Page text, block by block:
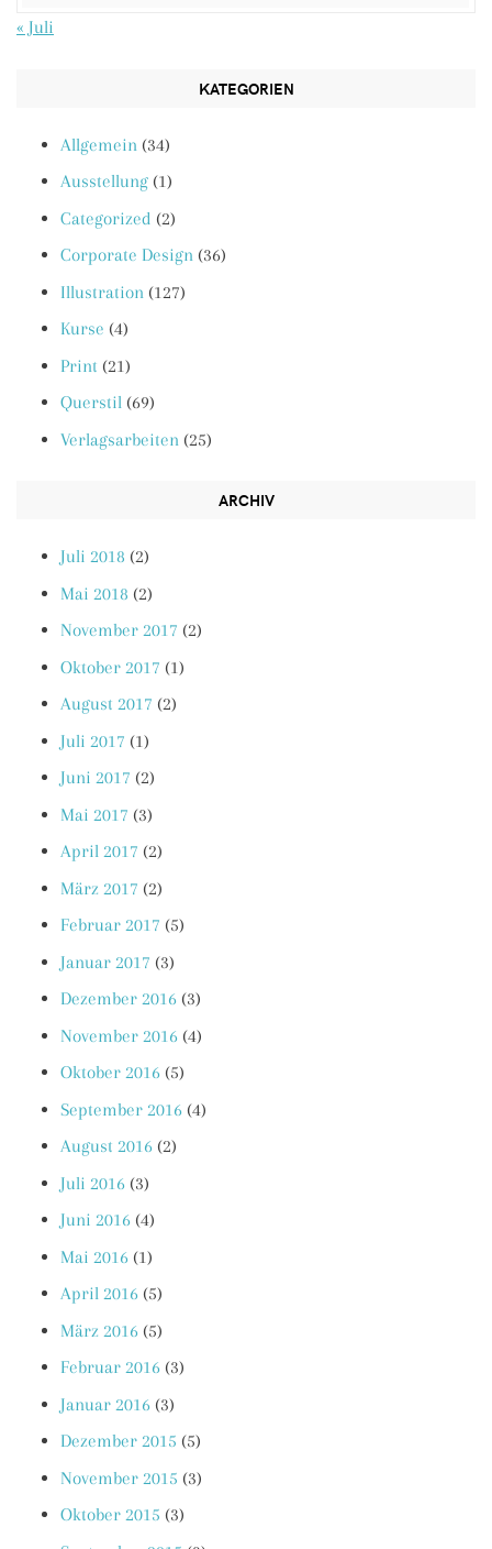
« Juli
KATEGORIEN
Allgemein (34)
Ausstellung (1)
Categorized (2)
Corporate Design (36)
Illustration (127)
Kurse (4)
Print (21)
Querstil (69)
Verlagsarbeiten (25)
ARCHIV
Juli 2018 (2)
Mai 2018 (2)
November 2017 (2)
Oktober 2017 (1)
August 2017 (2)
Juli 2017 (1)
Juni 2017 (2)
Mai 2017 (3)
April 2017 (2)
März 2017 (2)
Februar 2017 (5)
Januar 2017 (3)
Dezember 2016 (3)
November 2016 (4)
Oktober 2016 (5)
September 2016 (4)
August 2016 (2)
Juli 2016 (3)
Juni 2016 (4)
Mai 2016 (1)
April 2016 (5)
März 2016 (5)
Februar 2016 (3)
Januar 2016 (3)
Dezember 2015 (5)
November 2015 (3)
Oktober 2015 (3)